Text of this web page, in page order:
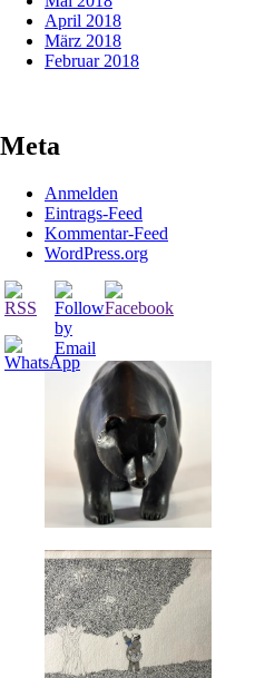
April 2018
März 2018
Februar 2018
Meta
Anmelden
Eintrags-Feed
Kommentar-Feed
WordPress.org